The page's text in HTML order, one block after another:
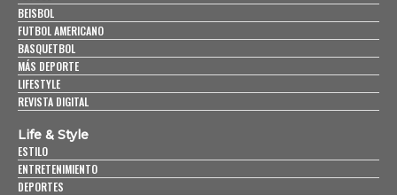
BEISBOL
FUTBOL AMERICANO
BASQUETBOL
MÁS DEPORTE
LIFESTYLE
REVISTA DIGITAL
Life & Style
ESTILO
ENTRETENIMIENTO
DEPORTES